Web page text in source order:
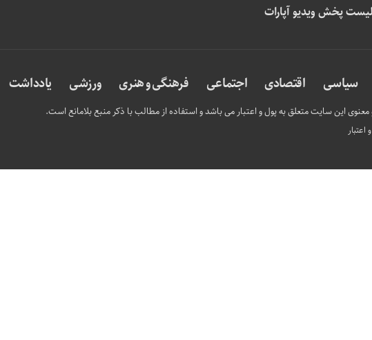
لیست پخش ویدیو آپارات
سیاسی اقتصادی اجتماعی فرهنگی و هنری ورزشی یادداشت
این سایت متعلق به پول و اعتبار می باشد و استفاده از مطالب با ذکر منبع بلامانع است.
اعتبار